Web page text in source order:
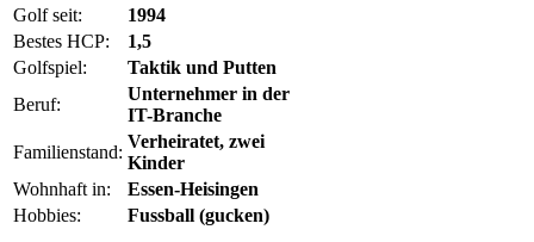
Golf seit:
1994
Bestes HCP:
1,5
Golfspiel:
Taktik und Putten
Beruf:
Unternehmer in der
IT-Branche
Familienstand:
Verheiratet, zwei
Kinder
Wohnhaft in:
Essen-Heisingen
Hobbies:
Fussball (gucken)